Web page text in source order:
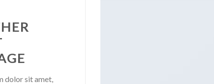
dolor sit amet,